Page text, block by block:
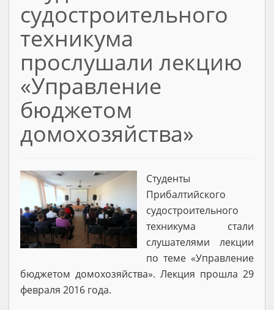
судостроительного
техникума
прослушали лекцию
«Управление
бюджетом
домохозяйства»
Студенты
Прибалтийского
судостроительного
техникума стали
слушателями лекции
по теме «Управление
бюджетом домохозяйства». Лекция прошла 29
февраля 2016 года.